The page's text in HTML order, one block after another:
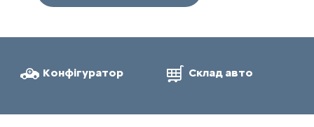
Конфігуратор Склад авто